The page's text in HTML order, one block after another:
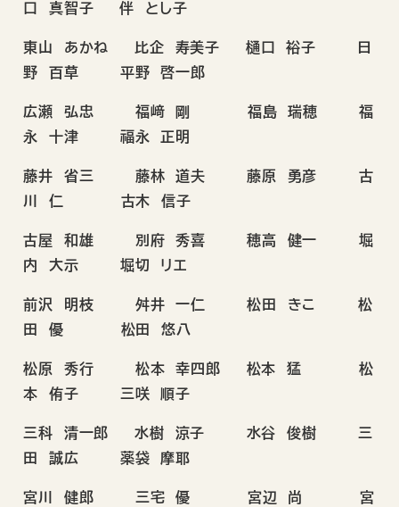
口 真智子 伴 とし子
東山 あかね 比企 寿美子 樋口 裕子 日
野 百草 平野 啓一郎
広瀬 弘忠 福﨑 剛 福島 瑞穂 福
永 十津 福永 正明
藤井 省三 藤林 道夫 藤原 勇彦 古
川 仁 古木 信子
古屋 和雄 別府 秀喜 穂高 健一 堀
内 大示 堀切 リエ
前沢 明枝 舛井 一仁 松田 きこ 松
田 優 松田 悠八
松原 秀行 松本 幸四郎 松本 猛 松
本 侑子 三咲 順子
三科 清一郎 水樹 涼子 水谷 俊樹 三
田 誠広 薬袋 摩耶
宮川 健郎 三宅 優 宮辺 尚 宮